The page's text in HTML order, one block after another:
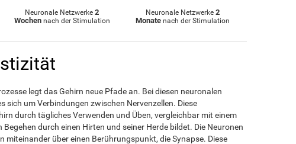
Neuronale Netzwerke2
Wochennach der Stimulation
Neuronale Netzwerke2
Monate nach der Stimulation
legt das Gehirn neue Pfade an. Bei diesen neuronalen
sich um Verbindungen zwischen Nervenzellen. Diese
durch tägliches Verwenden und Üben, vergleichbar mit einem
durch einen Hirten und seiner Herde bildet. Die Neuronen
miteinander über einen Berührungspunkt, die Synapse. Diese